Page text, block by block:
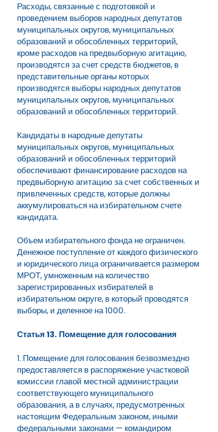
Расходы, связанные с подготовкой и
проведением выборов народных депутатов
муниципальных округов, муниципальных
образований и обособленных территорий,
кроме расходов на предвыборную агитацию,
производятся за счет средств бюджетов, в
представительные органы которых
производятся выборы народных депутатов
муниципальных округов, муниципальных
образований и обособленных территорий.
Кандидаты в народные депутаты
муниципальных округов, муниципальных
образований и обособленных территорий
обеспечивают финансирование расходов на
предвыборную агитацию за счет собственных и
привлеченных средств, которые должны
аккумулироваться на избирательном счете
кандидата.
Объем избирательного фонда не ограничен.
Денежное поступление от каждого физического
и юридического лица ограничивается размером
МРОТ, умноженным на количество
зарегистрированных избирателей в
избирательном округе, в который проводятся
выборы, и деленное на 1000.
Статья 13. Помещение для голосования
1. Помещение для голосования безвозмездно
предоставляется в распоряжение участковой
комиссии главой местной администрации
соответствующего муниципального
образования, а в случаях, предусмотренных
настоящим Федеральным законом, иными
федеральными законами — командиром